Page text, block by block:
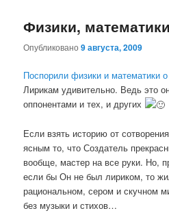
Физики,
Опубликовано9 августа, 2009
Поспорили физики и математики
Лирикам удивительно. Ведь это
оппонентами и тех, и других
Если взять историю от
ясным то, что Создатель
вообще, мастер на все руки. Но,
если бы Он не был лириком, то
рациональном, сером и скучном
без музыки и стихов…